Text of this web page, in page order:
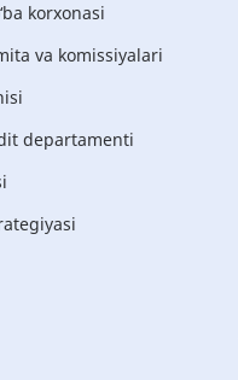
korxonasi
va komissiyalari
departamenti